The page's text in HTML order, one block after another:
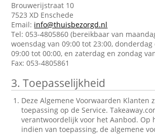
Brouwerijstraat 10
7523 XD Enschede
Email: info@thuisbezorgd.nl
Tel: 053-4805860 (bereikbaar van
woensdag van 09:00 tot 23:00,
09:00 tot 00:00, en zaterdag en zondag
Fax: 053-4805861
3. Toepasselijkheid
Deze Algemene Voorwaarden Klanten
toepassing op de Service.
verantwoordelijk voor het Aanbod. Op
indien van toepassing, de algemene